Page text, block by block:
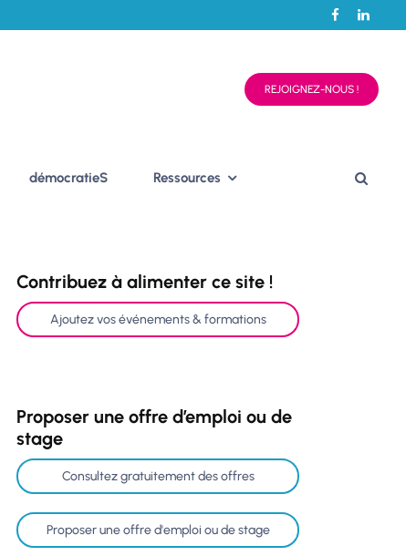
REJOIGNEZ-NOUS !
démocratieS Ressources
Contribuez à alimenter ce site !
Ajoutez vos événements & formations
Proposer une offre d’emploi ou de
stage
Consultez gratuitement des offres
Proposer une offre d'emploi ou de stage